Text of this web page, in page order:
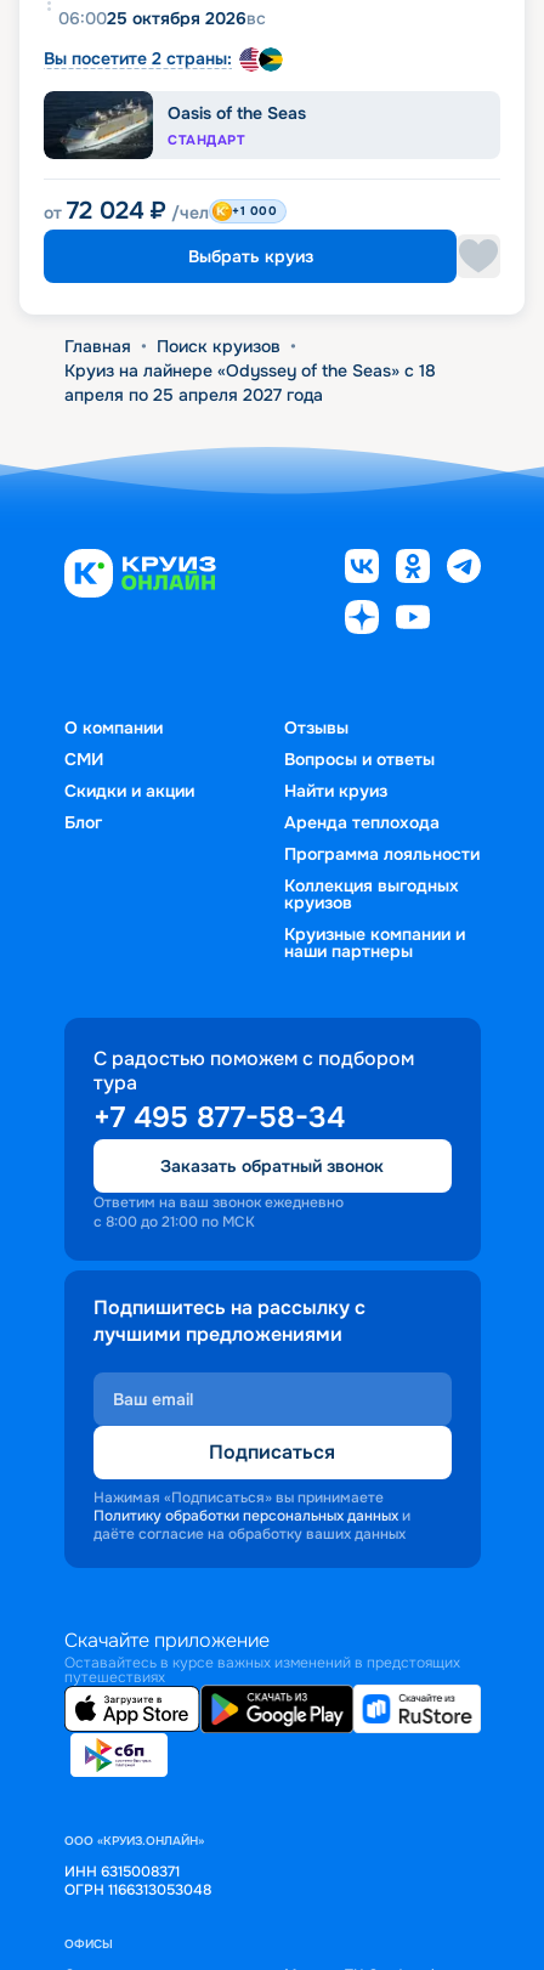
06:0025 октября 2026вс
Вы посетите 2 страны:
Oasis of the Seas
СТАНДАРТ
от 72 024 ₽ /чел +1 000
Выбрать круиз
Главная • Поиск круизов •
Круиз на лайнере «Odyssey of the Seas» с 18
апреля по 25 апреля 2027 года
О компании
СМИ
Скидки и акции
Блог
Отзывы
Вопросы и ответы
Найти круиз
Аренда теплохода
Программа лояльности
Коллекция выгодных
круизов
Круизные компании и
наши партнеры
С радостью поможем с подбором
тура
+7 495 877-58-34
Заказать обратный звонок
Ответим на ваш звонок ежедневно
с 8:00 до 21:00 по МСК
Подпишитесь на рассылку с
лучшими предложениями
Подписаться
Нажимая «Подписаться» вы принимаете
Политику обработки персональных данных и
даёте согласие на обработку ваших данных
Скачайте приложение
Оставайтесь в курсе важных изменений в предстоящих
путешествиях
ООО «КРУИЗ.ОНЛАЙН»
ИНН 6315008371
ОГРН 1166313053048
ОФИСЫ